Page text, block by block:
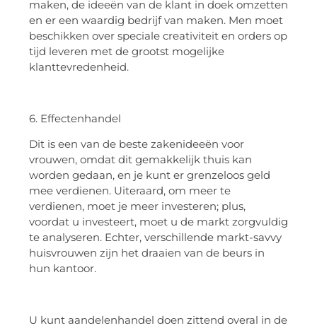
maken, de ideeën van de klant in doek omzetten
en er een waardig bedrijf van maken. Men moet
beschikken over speciale creativiteit en orders op
tijd leveren met de grootst mogelijke
klanttevredenheid.
6. Effectenhandel
Dit is een van de beste zakenideeën voor
vrouwen, omdat dit gemakkelijk thuis kan
worden gedaan, en je kunt er grenzeloos geld
mee verdienen. Uiteraard, om meer te
verdienen, moet je meer investeren; plus,
voordat u investeert, moet u de markt zorgvuldig
te analyseren. Echter, verschillende markt-savvy
huisvrouwen zijn het draaien van de beurs in
hun kantoor.
U kunt aandelenhandel doen zittend overal in de